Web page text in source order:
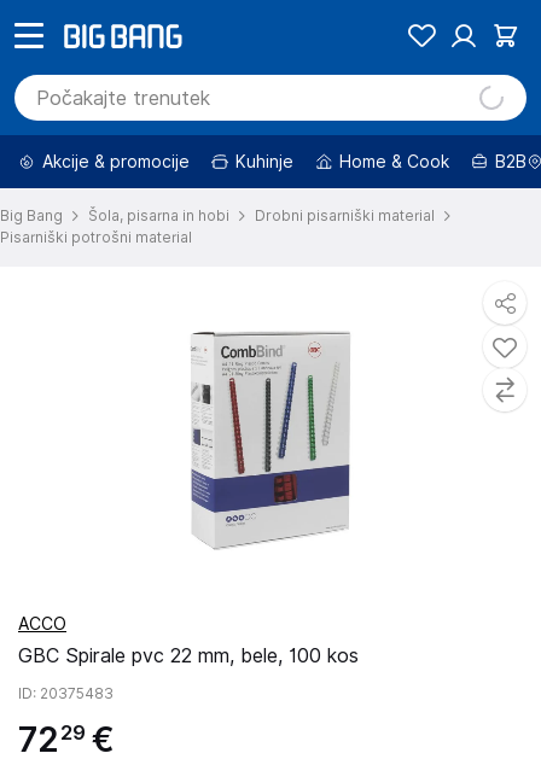
Akcije & promocije Kuhinje Home & Cook B2B
Big Bang Šola, pisarna in hobi
Drobni pisarniški material
Pisarniški potrošni material
ACCO
GBC Spirale pvc 22 mm, bele, 100 kos
ID: 20375483
72 29 €